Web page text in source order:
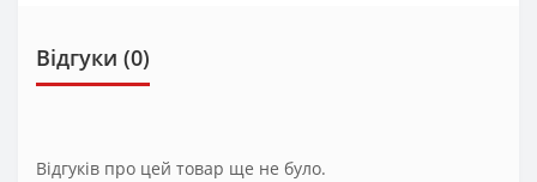
Відгуки (0)
Відгуків про цей товар ще не було.